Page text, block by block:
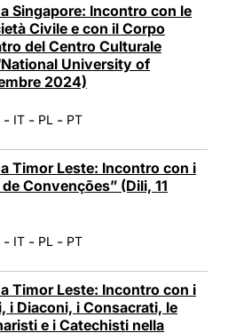
Singapore: Incontro con le
Civile e con il Corpo
del Centro Culturale
University of
2024)
- IT - PL - PT
Timor Leste: Incontro con i
Convenções” (Dili, 11
- IT - PL - PT
Timor Leste: Incontro con i
i Diaconi, i Consacrati, le
e i Catechisti nella